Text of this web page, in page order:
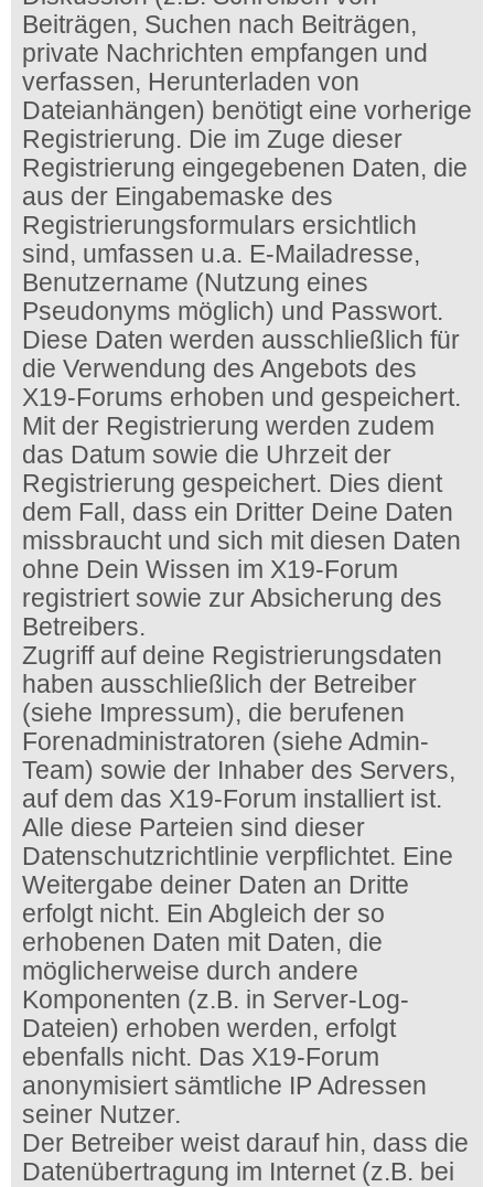
Beiträgen, Suchen nach Beiträgen,
private Nachrichten empfangen und
verfassen, Herunterladen von
Dateianhängen) benötigt eine vorherige
Registrierung. Die im Zuge dieser
Registrierung eingegebenen Daten, die
aus der Eingabemaske des
Registrierungsformulars ersichtlich
sind, umfassen u.a. E-Mailadresse,
Benutzername (Nutzung eines
Pseudonyms möglich) und Passwort.
Diese Daten werden ausschließlich für
die Verwendung des Angebots des
X19-Forums erhoben und gespeichert.
Mit der Registrierung werden zudem
das Datum sowie die Uhrzeit der
Registrierung gespeichert. Dies dient
dem Fall, dass ein Dritter Deine Daten
missbraucht und sich mit diesen Daten
ohne Dein Wissen im X19-Forum
registriert sowie zur Absicherung des
Betreibers.
Zugriff auf deine Registrierungsdaten
haben ausschließlich der Betreiber
(siehe Impressum), die berufenen
Forenadministratoren (siehe Admin-
Team) sowie der Inhaber des Servers,
auf dem das X19-Forum installiert ist.
Alle diese Parteien sind dieser
Datenschutzrichtlinie verpflichtet. Eine
Weitergabe deiner Daten an Dritte
erfolgt nicht. Ein Abgleich der so
erhobenen Daten mit Daten, die
möglicherweise durch andere
Komponenten (z.B. in Server-Log-
Dateien) erhoben werden, erfolgt
ebenfalls nicht. Das X19-Forum
anonymisiert sämtliche IP Adressen
seiner Nutzer.
Der Betreiber weist darauf hin, dass die
Datenübertragung im Internet (z.B. bei